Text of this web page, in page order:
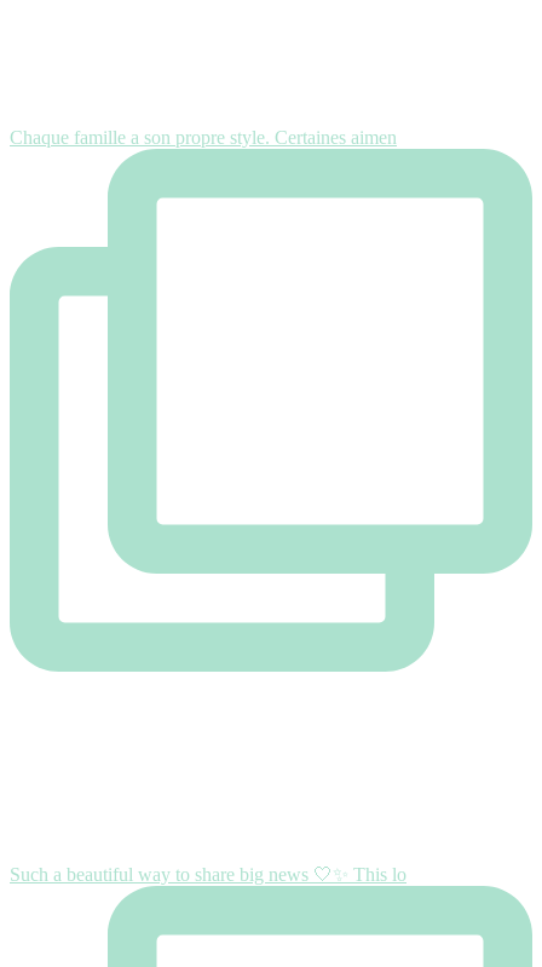
Chaque famille a son propre style. Certaines aimen
Such a beautiful way to share big news 🤍✨ This lo